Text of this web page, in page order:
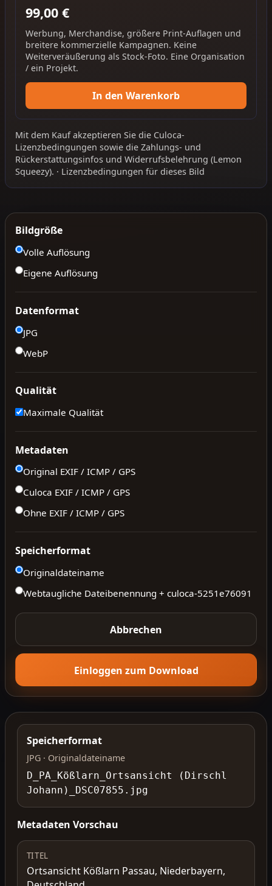
99,00 €
Werbung, Merchandise, größere Print-Auflagen und
breitere kommerzielle Kampagnen. Keine
Weiterveräußerung als Stock-Foto. Eine Organisation
/ ein Projekt.
In den Warenkorb
Mit dem Kauf akzeptieren Sie die Culoca-
Lizenzbedingungen sowie die Zahlungs- und
Rückerstattungsinfos und Widerrufsbelehrung (Lemon
Squeezy). · Lizenzbedingungen für dieses Bild
Bildgröße
Volle Auflösung
Eigene Auflösung
Datenformat
JPG
WebP
Qualität
Maximale Qualität
Metadaten
Original EXIF / ICMP / GPS
Culoca EXIF / ICMP / GPS
Ohne EXIF / ICMP / GPS
Speicherformat
Originaldateiname
Webtaugliche Dateibenennung + culoca-5251e76091
Abbrechen
Einloggen zum Download
Speicherformat
JPG · Originaldateiname
D_PA_Kößlarn_Ortsansicht (Dirschl
Johann)_DSC07855.jpg
Metadaten Vorschau
TITEL
Ortsansicht Kößlarn Passau, Niederbayern,